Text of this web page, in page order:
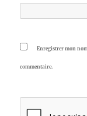
Enregistrer mon
commentaire.